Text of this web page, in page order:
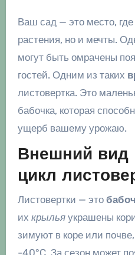
Ваш сад — это место, где
растения, но и мечты.
могут быть омрачены
гостей. Одним из таких
листовертка. Это
бабочка, которая
ущерб вашему урожаю.
Внешний вид
цикл
Листовертки — это
их крыльяукрашены
зимуют в коре или